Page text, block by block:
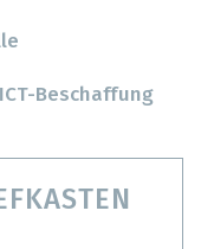
Beschaffung